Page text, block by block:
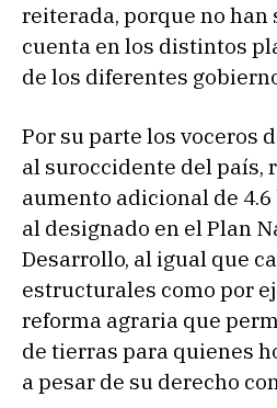
reiterada, porque no han
cuenta en los distintos
de los diferentes
Por su parte los voceros
al suroccidente del país,
aumento adicional de
al designado en el Plan
Desarrollo, al igual que
estructurales como por
reforma agraria que
de tierras para quienes
a pesar de su derecho